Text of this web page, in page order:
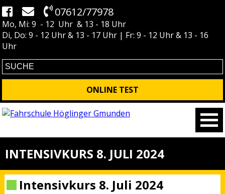
07612/77978
Mo, Mi: 9 - 12 Uhr & 13 - 18 Uhr
Di, Do: 9 - 12 Uhr & 13 - 17 Uhr | Fr: 9 - 12 Uhr & 13 - 16
Uhr
ONLINE TEST
INTENSIVKURS 8. JULI 2024
Intensivkurs 8. Juli 2024